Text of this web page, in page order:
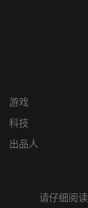
游戏
科技
出品人
请仔细阅读